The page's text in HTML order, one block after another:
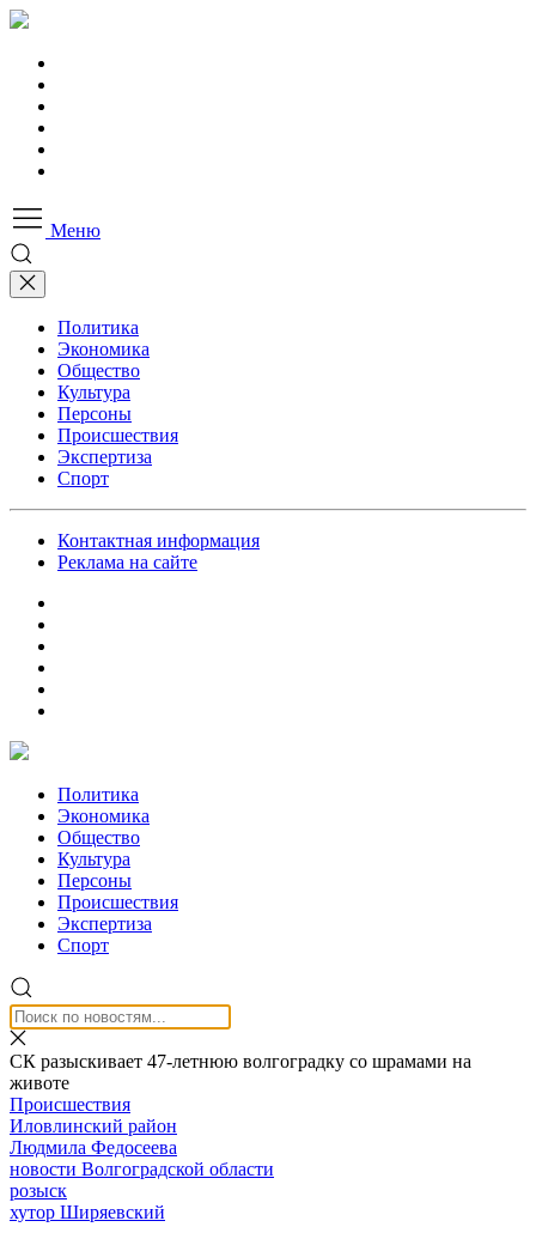
Меню
Политика
Экономика
Общество
Культура
Персоны
Происшествия
Экспертиза
Спорт
Контактная информация
Реклама на сайте
Политика
Экономика
Общество
Культура
Персоны
Происшествия
Экспертиза
Спорт
СК разыскивает 47-летнюю волгоградку со шрамами на
животе
Происшествия
Иловлинский район
Людмила Федосеева
новости Волгоградской области
розыск
хутор Ширяевский